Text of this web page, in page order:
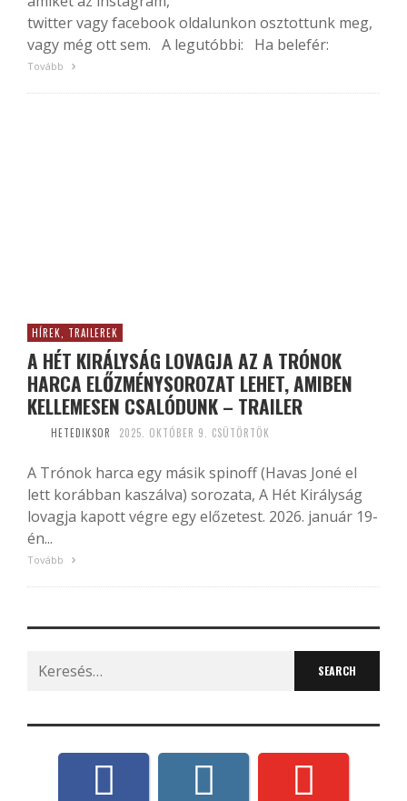
twitter vagy facebook oldalunkon osztottunk meg,
vagy még ott sem. A legutóbbi: Ha belefér:
Tovább
HÍREK, TRAILEREK
A HÉT KIRÁLYSÁG LOVAGJA AZ A TRÓNOK
HARCA ELŐZMÉNYSOROZAT LEHET, AMIBEN
KELLEMESEN CSALÓDUNK – TRAILER
HETEDIKSOR 2025. OKTÓBER 9. CSÜTÖRTÖK
A Trónok harca egy másik spinoff (Havas Joné el
lett korábban kaszálva) sorozata, A Hét Királyság
lovagja kapott végre egy előzetest. 2026. január 19-
én...
Tovább
Search
for: